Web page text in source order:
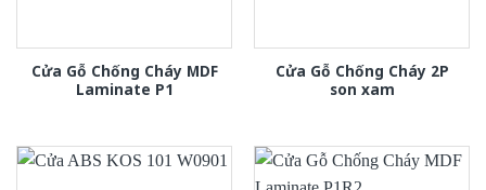
Cửa Gỗ Chống Cháy MDF
Laminate P1
Cửa Gỗ Chống Cháy 2P
son xam